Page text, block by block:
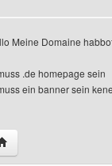
anzeigen
Meine Domaine
.de homepage sein
ein banner sein
dieses